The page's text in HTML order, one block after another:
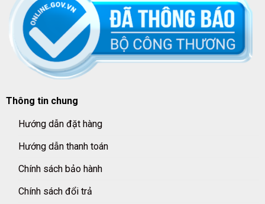
Thông tin chung
Hướng dẫn đặt hàng
Hướng dẫn thanh toán
Chính sách bảo hành
Chính sách đổi trả